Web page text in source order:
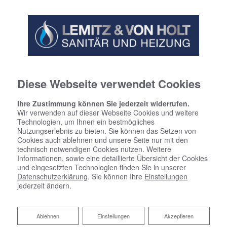
Diese Webseite verwendet Cookies
Ihre Zustimmung können Sie jederzeit widerrufen.
Wir verwenden auf dieser Webseite Cookies und weitere
Technologien, um Ihnen ein bestmögliches
Nutzungserlebnis zu bieten. Sie können das Setzen von
Cookies auch ablehnen und unsere Seite nur mit den
technisch notwendigen Cookies nutzen. Weitere
Informationen, sowie eine detaillierte Übersicht der Cookies
und eingesetzten Technologien finden Sie in unserer
Datenschutzerklärung. Sie können Ihre Einstellungen
jederzeit ändern.
Akzeptieren
Einstellungen
Ablehnen
Ablehnen